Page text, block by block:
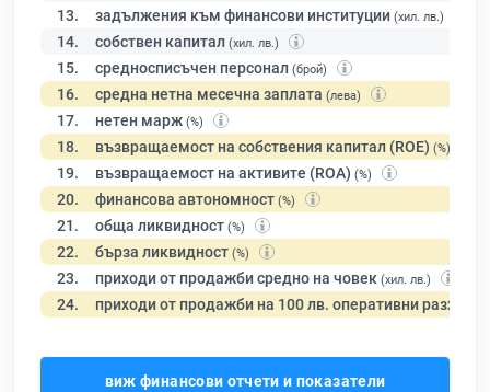
13. задължения към финансови институции (хил. лв.)
14. собствен капитал (хил. лв.)
15. средносписъчен персонал (брой)
16. средна нетна месечна заплата (лева)
17. нетен марж (%)
18. възвращаемост на собствения капитал (ROE) (%)
19. възвращаемост на активите (ROA) (%)
20. финансова автономност (%)
21. обща ликвидност (%)
22. бърза ликвидност (%)
23. приходи от продажби средно на човек (хил. лв.)
24. приходи от продажби на 100 лв. оперативни разходи
виж финансови отчети и показатели